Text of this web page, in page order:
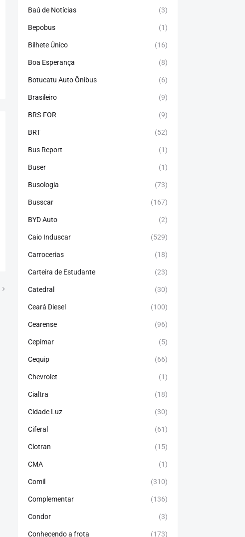
Baú de Notícias (3)
Bepobus (1)
Bilhete Único (16)
Boa Esperança (8)
Botucatu Auto Ônibus (6)
Brasileiro (9)
BRS-FOR (9)
BRT (52)
Bus Report (1)
Buser (1)
Busologia (73)
Busscar (167)
BYD Auto (2)
Caio Induscar (529)
Carrocerias (18)
Carteira de Estudante (23)
Catedral (30)
Ceará Diesel (100)
Cearense (96)
Cepimar (5)
Cequip (66)
Chevrolet (1)
Cialtra (18)
Cidade Luz (30)
Ciferal (61)
Clotran (15)
CMA (1)
Comil (310)
Complementar (136)
Condor (3)
Conhecendo a frota (173)